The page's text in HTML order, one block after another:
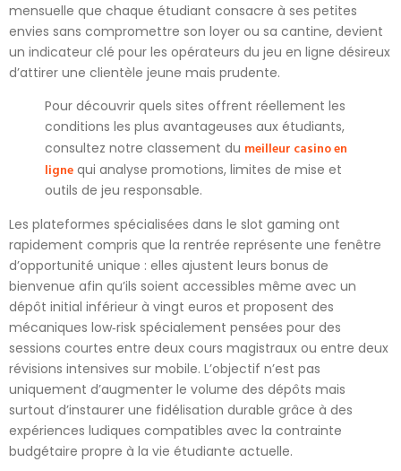
mensuelle que chaque étudiant consacre à ses petites
envies sans compromettre son loyer ou sa cantine, devient
un indicateur clé pour les opérateurs du jeu en ligne désireux
d’attirer une clientèle jeune mais prudente.
Pour découvrir quels sites offrent réellement les
conditions les plus avantageuses aux étudiants,
consultez notre classement du meilleur casino en
ligne qui analyse promotions, limites de mise et
outils de jeu responsable.
Les plateformes spécialisées dans le slot gaming ont
rapidement compris que la rentrée représente une fenêtre
d’opportunité unique : elles ajustent leurs bonus de
bienvenue afin qu’ils soient accessibles même avec un
dépôt initial inférieur à vingt euros et proposent des
mécaniques low‑risk spécialement pensées pour des
sessions courtes entre deux cours magistraux ou entre deux
révisions intensives sur mobile. L’objectif n’est pas
uniquement d’augmenter le volume des dépôts mais
surtout d’instaurer une fidélisation durable grâce à des
expériences ludiques compatibles avec la contrainte
budgétaire propre à la vie étudiante actuelle.